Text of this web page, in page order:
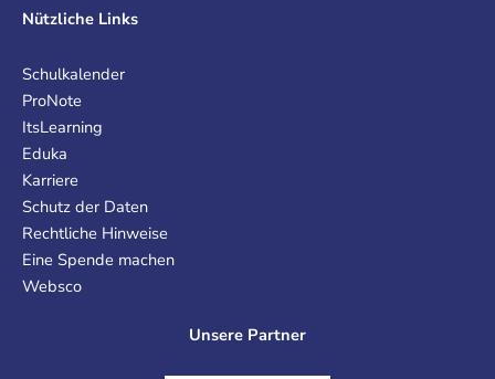
Nützliche Links
Schulkalender
ProNote
ItsLearning
Eduka
Karriere
Schutz der Daten
Rechtliche Hinweise
Eine Spende machen
Websco
Unsere Partner